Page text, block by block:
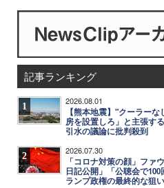
記事ランキング
1 2026.08.01
【熊本地震】"クーラー
房を設置しろ」と主張す
引水の議論に批判殺到
2 2026.07.30
「コロナ対策の顔」ファ
日記公開」「公聴会で
ランプ政権の最終的な狙